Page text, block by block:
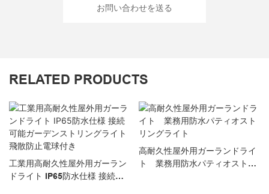
お問い合わせを送る
RELATED PRODUCTS
工業用高耐久性屋外用ガーラン
ドライト IP65防水仕様 接続可
高耐久性屋外用ガーランドライ
ト 業務用防水パティオストリ